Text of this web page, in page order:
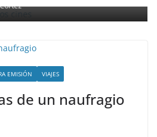
EMISIÓN VIAJES
de un naufragio